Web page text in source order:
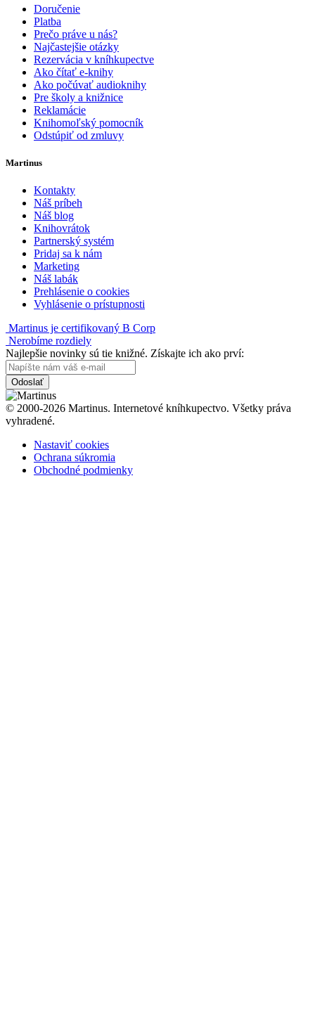
Doručenie
Platba
Prečo práve u nás?
Najčastejšie otázky
Rezervácia v kníhkupectve
Ako čítať e-knihy
Ako počúvať audioknihy
Pre školy a knižnice
Reklamácie
Knihomoľský pomocník
Odstúpiť od zmluvy
Martinus
Kontakty
Náš príbeh
Náš blog
Knihovrátok
Partnerský systém
Pridaj sa k nám
Marketing
Náš labák
Prehlásenie o cookies
Vyhlásenie o prístupnosti
Martinus je certifikovaný B Corp
Nerobíme rozdiely
Najlepšie novinky sú tie knižné. Získajte ich ako prví:
Odoslať
© 2000-2026 Martinus. Internetové kníhkupectvo. Všetky práva
vyhradené.
Nastaviť cookies
Ochrana súkromia
Obchodné podmienky